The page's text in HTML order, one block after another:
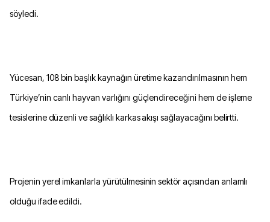
söyledi.
Yücesan, 108 bin başlık kaynağın üretime kazandırılmasının hem
Türkiye’nin canlı hayvan varlığını güçlendireceğini hem de işleme
tesislerine düzenli ve sağlıklı karkas akışı sağlayacağını belirtti.
Projenin yerel imkanlarla yürütülmesinin sektör açısından anlamlı
olduğu ifade edildi.